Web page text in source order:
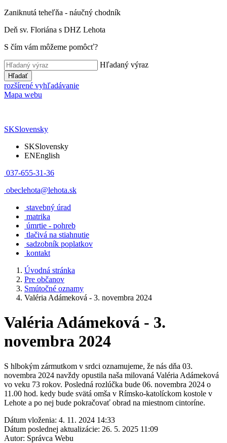
Zaniknutá teheľňa - náučný chodník
Deň sv. Floriána s DHZ Lehota
S čím vám môžeme pomôcť?
Hľadaný výraz
Hľadať
rozšírené vyhľadávanie
Mapa webu
SKSlovensky
SKSlovensky
ENEnglish
037-655-31-36
obeclehota@lehota.sk
stavebný úrad
matrika
úmrtie - pohreb
tlačivá na stiahnutie
sadzobník poplatkov
kontakt
Úvodná stránka
Pre občanov
Smútočné oznamy
Valéria Adámeková - 3. novembra 2024
Valéria Adámeková - 3.
novembra 2024
S hlbokým zármutkom v srdci oznamujeme, že nás dňa 03.
novembra 2024 navždy opustila naša milovaná Valéria Adámeková
vo veku 73 rokov. Posledná rozlúčka bude 06. novembra 2024 o
11.00 hod. kedy bude svätá omša v Rímsko-katolíckom kostole v
Lehote a po nej bude pokračovať obrad na miestnom cintoríne.
Dátum vloženia: 4. 11. 2024 14:33
Dátum poslednej aktualizácie: 26. 5. 2025 11:09
Autor: Správca Webu